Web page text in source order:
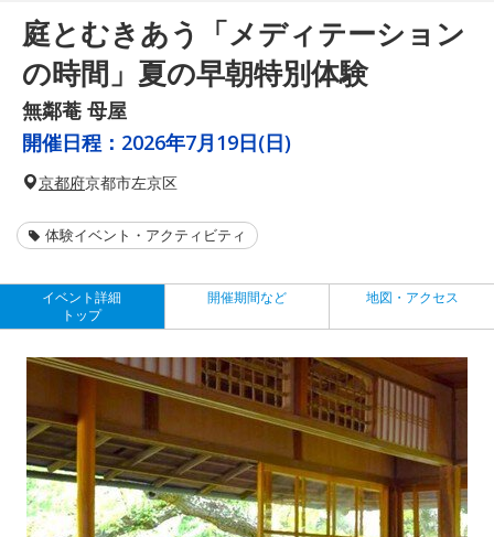
庭とむきあう「メディテーション
の時間」夏の早朝特別体験
無鄰菴 母屋
開催日程： 2026年7月19日(日)
京都府京都市左京区
体験イベント・アクティビティ
イベント詳細
トップ
開催期間など 地図・アクセス